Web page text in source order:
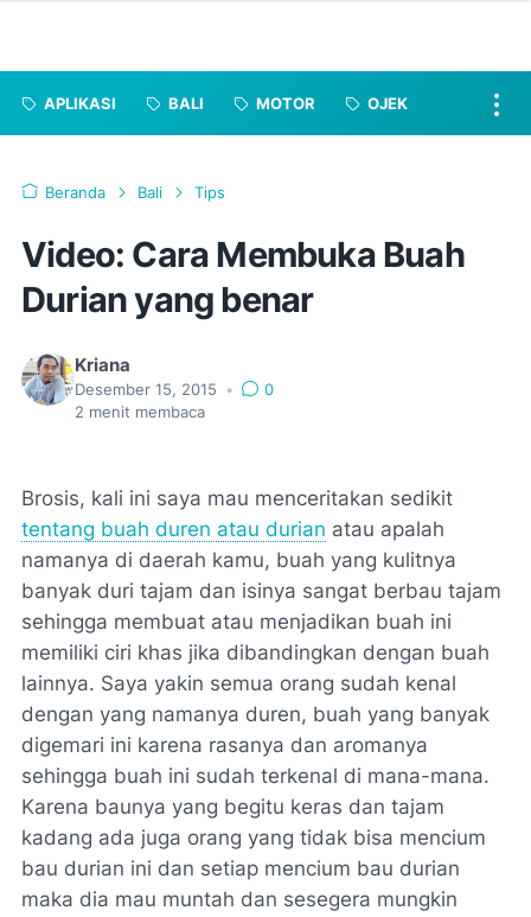
APLIKASI BALI MOTOR OJEK
Beranda Bali Tips
Video: Cara Membuka Buah
Durian yang benar
Kriana
Desember 15, 2015 •
0
2 menit membaca
Brosis, kali ini saya mau menceritakan sedikit
tentang buah duren atau durian atau apalah
namanya di daerah kamu, buah yang kulitnya
banyak duri tajam dan isinya sangat berbau tajam
sehingga membuat atau menjadikan buah ini
memiliki ciri khas jika dibandingkan dengan buah
lainnya. Saya yakin semua orang sudah kenal
dengan yang namanya duren, buah yang banyak
digemari ini karena rasanya dan aromanya
sehingga buah ini sudah terkenal di mana-mana.
Karena baunya yang begitu keras dan tajam
kadang ada juga orang yang tidak bisa mencium
bau durian ini dan setiap mencium bau durian
maka dia mau muntah dan sesegera mungkin